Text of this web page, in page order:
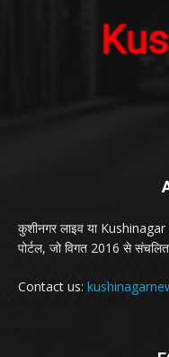
कुशीनगर लाइव या
पोर्टल, जो विगत 2016 से
Contact us: